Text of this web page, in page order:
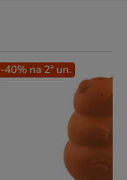
-40% na 2ª un.